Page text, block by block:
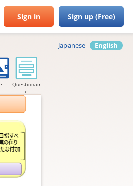
Sign in Sign up (Free)
Japanese English
Questionair
e